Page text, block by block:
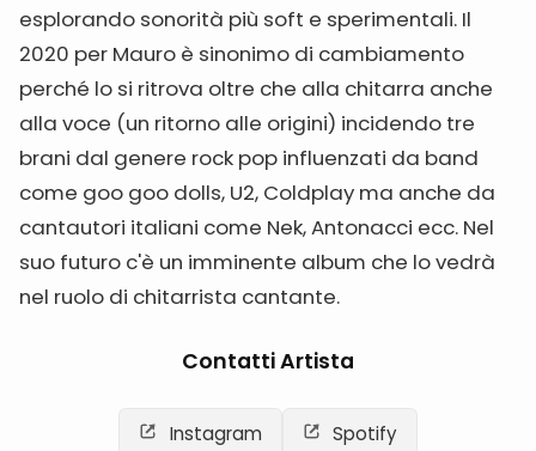
esplorando sonorità più soft e sperimentali. Il
2020 per Mauro è sinonimo di cambiamento
perché lo si ritrova oltre che alla chitarra anche
alla voce (un ritorno alle origini) incidendo tre
brani dal genere rock pop influenzati da band
come goo goo dolls, U2, Coldplay ma anche da
cantautori italiani come Nek, Antonacci ecc. Nel
suo futuro c'è un imminente album che lo vedrà
nel ruolo di chitarrista cantante.
Contatti Artista
Instagram Spotify